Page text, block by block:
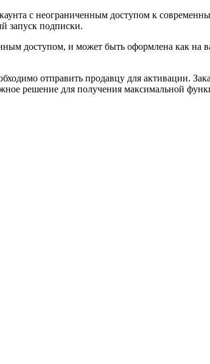
с неограниченным доступом к
запуск подписки.
доступом, и может быть оформлена как
отправить продавцу для активации.
решение для получения максимальной